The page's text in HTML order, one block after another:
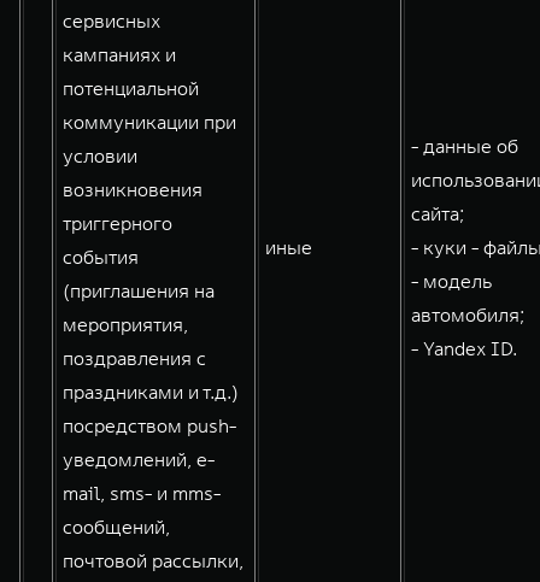
сервисных
кампаниях и
потенциальной
коммуникации при
условии
возникновения
триггерного
события
(приглашения на
мероприятия,
поздравления с
праздниками и т.д.)
посредством push-
уведомлений, e-
mail, sms- и mms-
сообщений,
почтовой рассылки,
иные
- данные об
сайта;
- куки -
- модель
автомобиля;
- Yandex ID.